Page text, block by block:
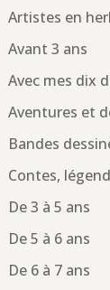
Artistes en
Avant 3 ans
Avec mes dix
Aventures et
Bandes
Contes,
De 3 à 5 ans
De 5 à 6 ans
De 6 à 7 ans